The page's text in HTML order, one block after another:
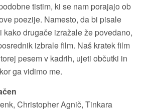
tistim, ki se nam porajajo ob
poezije. Namesto, da bi pisale
kako drugače izražale že povedano,
izbrale film. Naš kratek film
pesem v kadrih, ujeti občutki in
ga vidimo me.
Christopher Agnič, Tinkara